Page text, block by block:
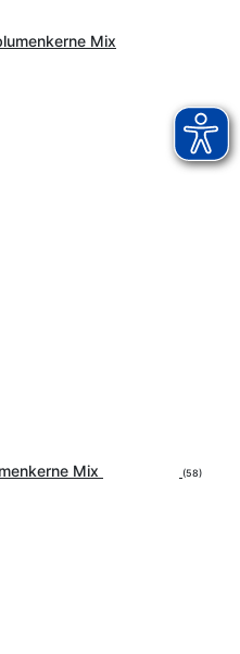
Mix (58)